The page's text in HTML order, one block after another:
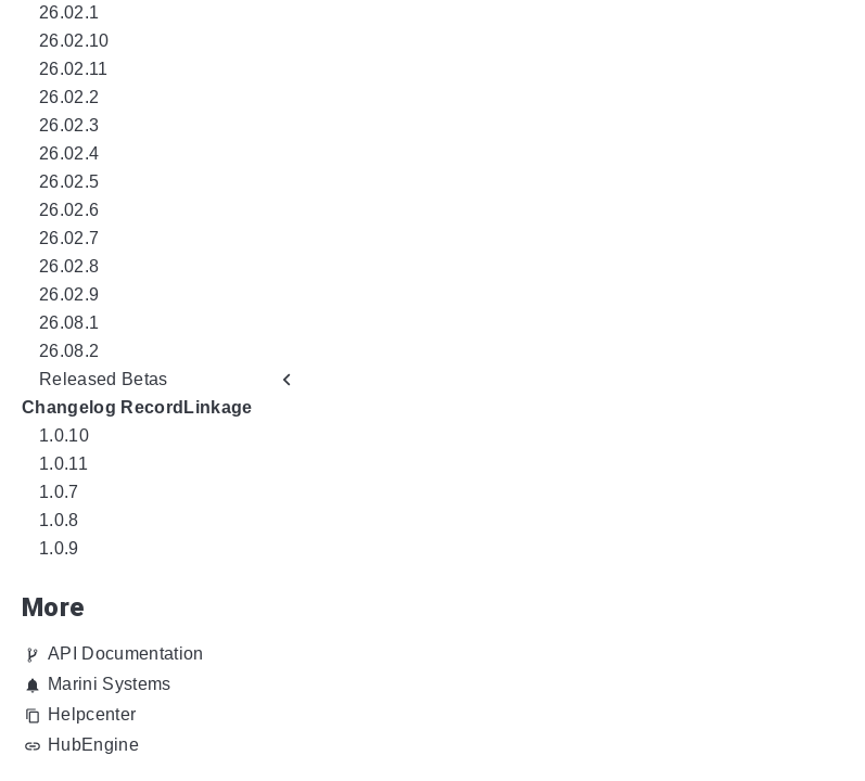
26.02.1
26.02.10
26.02.11
26.02.2
26.02.3
26.02.4
26.02.5
26.02.6
26.02.7
26.02.8
26.02.9
26.08.1
26.08.2
Released Betas
Changelog RecordLinkage
1.0.10
1.0.11
1.0.7
1.0.8
1.0.9
More
API Documentation
Marini Systems
Helpcenter
HubEngine